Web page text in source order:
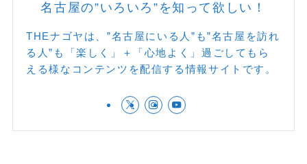
名古屋の”いろいろ”を知って欲しい！
THEナゴヤは、”名古屋にいる人”も”名古屋を訪れ
る人”も「楽しく」＋「心地よく」過ごしてもら
える様なコンテンツを配信する情報サイトです。